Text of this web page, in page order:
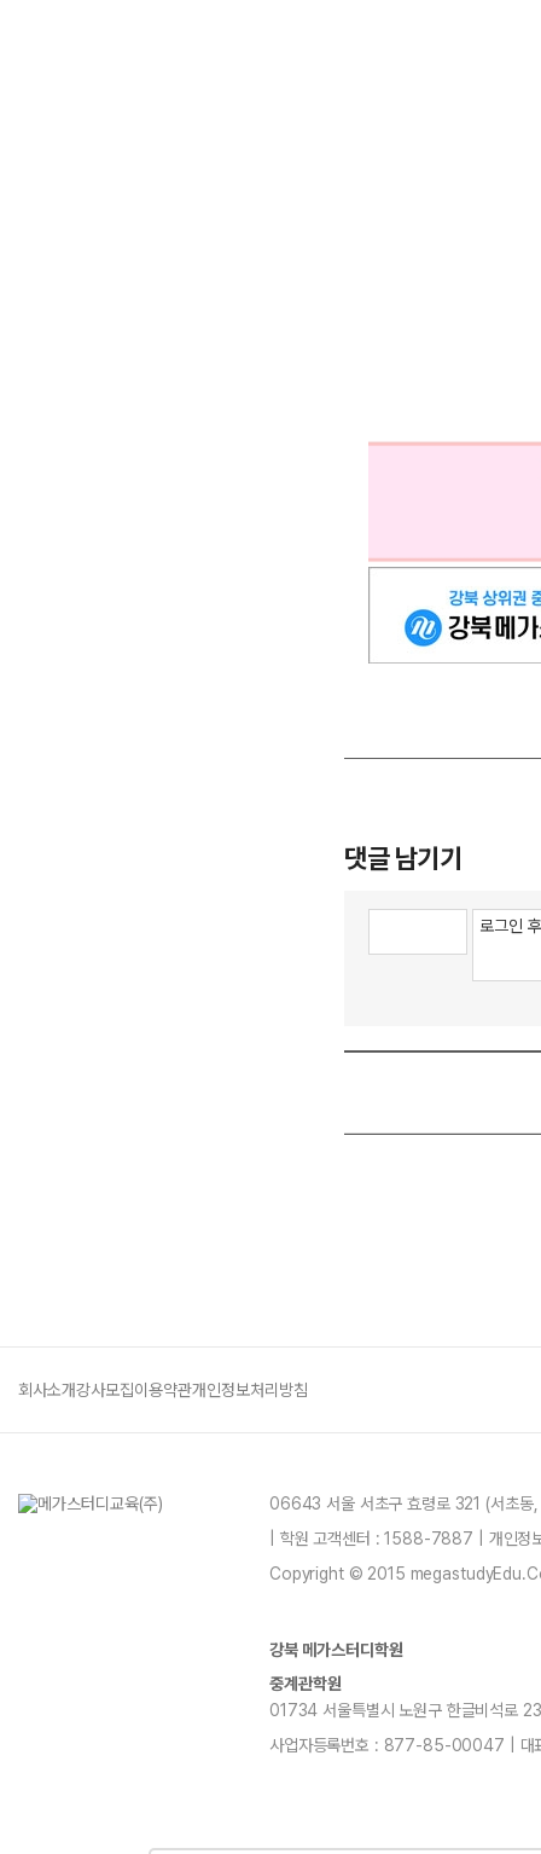
댓글 남기기
회사소개강사모집이용약관개인정보처리방침
06643 서울 서초구 효령로 321 (서초
| 학원 고객센터 : 1588-7887 | 개인
Copyright © 2015
강북 메가스터디학원
중계관학원
01734 서울특별시 노원구 한글비석
사업자등록번호 : 877-85-00047 | 대